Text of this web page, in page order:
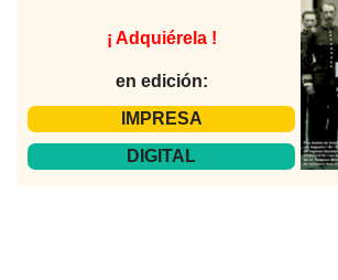
¡ Adquiérela !
en edición:
IMPRESA
DIGITAL